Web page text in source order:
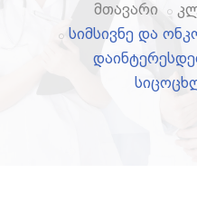
მთავარი
სიმსივნე და